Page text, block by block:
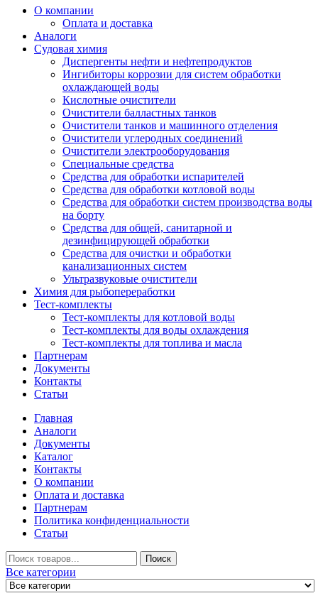
О компании
Оплата и доставка
Аналоги
Судовая химия
Диспергенты нефти и нефтепродуктов
Ингибиторы коррозии для систем обработки
охлаждающей воды
Кислотные очистители
Очистители балластных танков
Очистители танков и машинного отделения
Очистители углеродных соединений
Очистители электрооборудования
Специальные средства
Средства для обработки испарителей
Средства для обработки котловой воды
Средства для обработки систем производства воды
на борту
Средства для общей, санитарной и
дезинфицирующей обработки
Средства для очистки и обработки
канализационных систем
Ультразвуковые очистители
Химия для рыбопереработки
Тест-комплекты
Тест-комплекты для котловой воды
Тест-комплекты для воды охлаждения
Тест-комплекты для топлива и масла
Партнерам
Документы
Контакты
Статьи
Главная
Аналоги
Документы
Каталог
Контакты
О компании
Оплата и доставка
Партнерам
Политика конфиденциальности
Статьи
Искать
Поиск
Все категории